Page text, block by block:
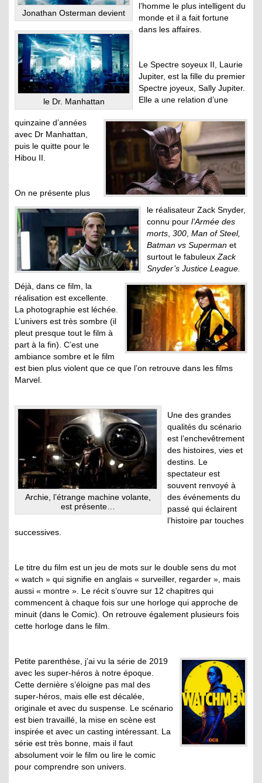
Jonathan Osterman devient
le Dr. Manhattan
l’homme le plus intelligent du
monde et il a fait fortune
dans les affaires.
Le Spectre soyeux II, Laurie
Jupiter, est la fille du premier
Spectre joyeux, Sally Jupiter.
Elle a une relation d’une
quinzaine d’années
avec Dr Manhattan,
puis le quitte pour le
Hibou II.
On ne présente plus
le réalisateur Zack Snyder,
connu pour l’Armée des
morts 300 Man of Steel,
Batman vs Superman et
surtout le fabuleux Zack
Snyder’s Justice League.
Déjà, dans ce film, la
réalisation est excellente.
La photographie est léchée.
L’univers est très sombre (il
pleut presque tout le film à
part à la fin). C’est une
ambiance sombre et le film
est bien plus violent que ce que l’on retrouve dans les films
Marvel.
Archie, l’étrange machine volante,
est présente…
Une des grandes
qualités du scénario
est l’enchevêtrement
des histoires, vies et
destins. Le
spectateur est
souvent renvoyé à
des événements du
passé qui éclairent
l’histoire par touches
successives.
Le titre du film est un jeu de mots sur le double sens du mot
« watch » qui signifie en anglais « surveiller, regarder », mais
aussi « montre ». Le récit s’ouvre sur 12 chapitres qui
commencent à chaque fois sur une horloge qui approche de
minuit (dans le Comic). On retrouve également plusieurs fois
cette horloge dans le film.
Petite parenthèse, j’ai vu la série de 2019
avec les super-héros à notre époque.
Cette dernière s’éloigne pas mal des
super-héros, mais elle est décalée,
originale et avec du suspense. Le scénario
est bien travaillé, la mise en scène est
inspirée et avec un casting intéressant. La
série est très bonne, mais il faut
absolument voir le film ou lire le comic
pour comprendre son univers.